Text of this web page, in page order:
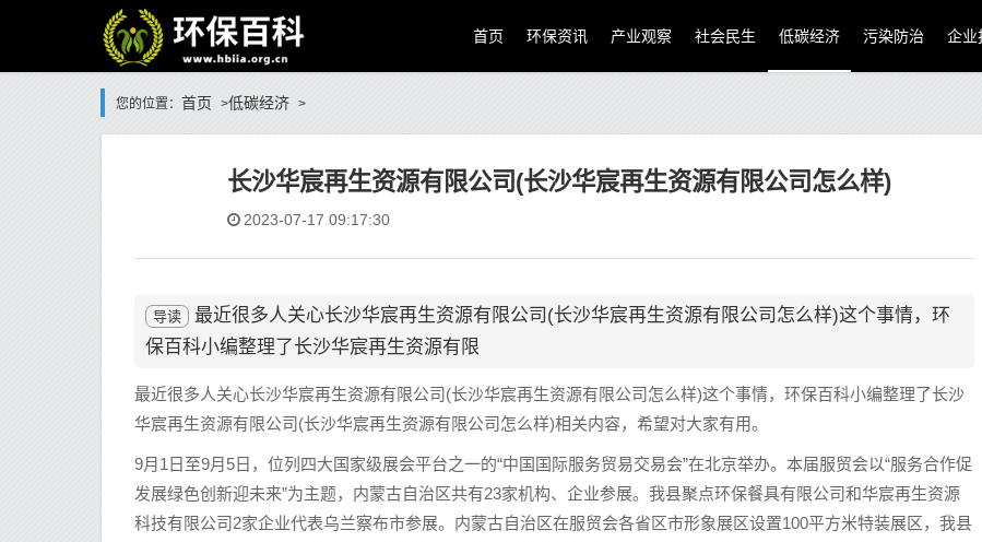
首页 环保资讯 产业观察 社会民生 低碳经济 污染防治 企业
您的位置： 首页 >低碳经济 >
长沙华宸再生资源有限公司(长沙华宸再生资源有限公司怎么样)
2023-07-17 09:17:30
导读
最近很多人关心长沙华宸再生资源有限公司(长沙华宸再生资源有限公司怎么样)这个事情，环
保百科小编整理了长沙华宸再生资源有限
最近很多人关心长沙华宸再生资源有限公司(长沙华宸再生资源有限公司怎么样)这个事情，环保百科小编整理了长沙
华宸再生资源有限公司(长沙华宸再生资源有限公司怎么样)相关内容，希望对大家有用。
9月1日至9月5日，位列四大国家级展会平台之一的“中国国际服务贸易交易会”在北京举办。本届服贸会以“服务合作促
发展绿色创新迎未来”为主题，内蒙古自治区共有23家机构、企业参展。我县聚点环保餐具有限公司和华宸再生资源
科技有限公司2家企业代表乌兰察布市参展。内蒙古自治区在服贸会各省区市形象展区设置100平方米特装展区，我县